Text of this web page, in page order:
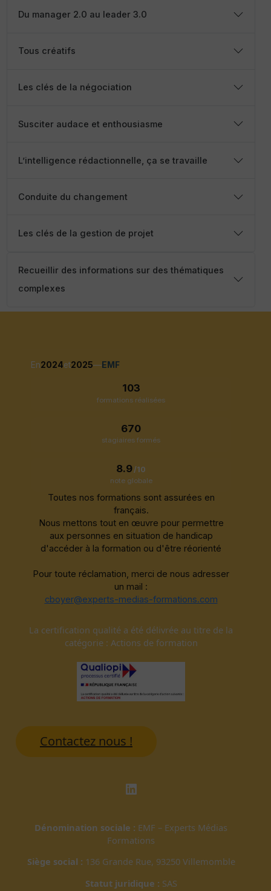
Du manager 2.0 au leader 3.0
Tous créatifs
Les clés de la négociation
Susciter audace et enthousiasme
L’intelligence rédactionnelle, ça se travaille
Conduite du changement
Les clés de la gestion de projet
Recueillir des informations sur des thématiques
complexes
En2024et2025—EMF
103
formations réalisées
670
stagiaires formés
8.9 /10
note globale
Toutes nos formations sont assurées en
français.
Nous mettons tout en œuvre pour permettre
aux personnes en situation de handicap
d'accéder à la formation ou d'être réorienté
Pour toute réclamation, merci de nous adresser
un mail :
cboyer@experts-medias-formations.com
La certification qualité a été délivrée au titre de la
catégorie : Actions de formation
Contactez nous !
LinkedIn
Dénomination sociale : EMF – Experts Médias
Formations
Siège social : 136 Grande Rue, 93250 Villemomble
Statut juridique : SAS